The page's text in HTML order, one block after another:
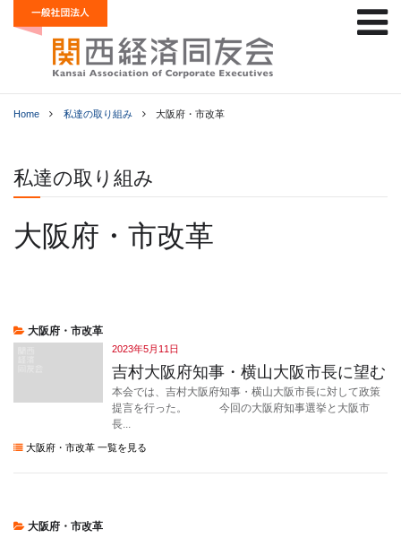
Home 私達の取り組み 大阪府・市改革
私達の取り組み
大阪府・市改革
大阪府・市改革
2023年5月11日
吉村大阪府知事・横山大阪市長に望む
本会では、吉村大阪府知事・横山大阪市長に対して政策
提言を行った。 今回の大阪府知事選挙と大阪市
長...
大阪府・市改革 一覧を見る
大阪府・市改革